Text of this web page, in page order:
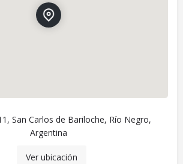
San Carlos de Bariloche, Río Negro,
Argentina
Ver ubicación